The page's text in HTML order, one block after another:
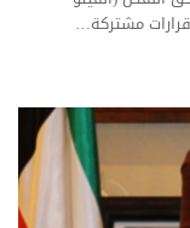
مشتركة…